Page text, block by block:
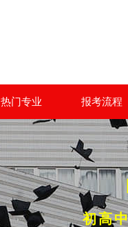
热门专业 报考流程
初高